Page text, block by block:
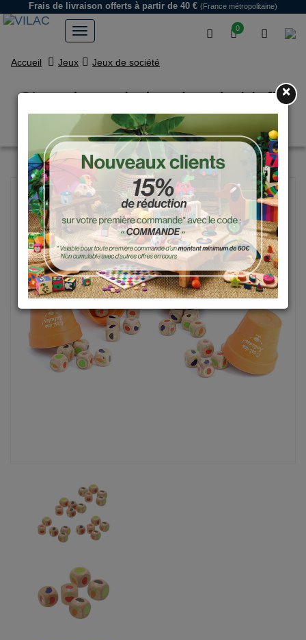
0
Frais de livraison offerts à partir de 40 € (France métropolitaine)
Accueil Jeux Jeux de société
C'est des salades, jeu de bluff -
Jour de récolte
×